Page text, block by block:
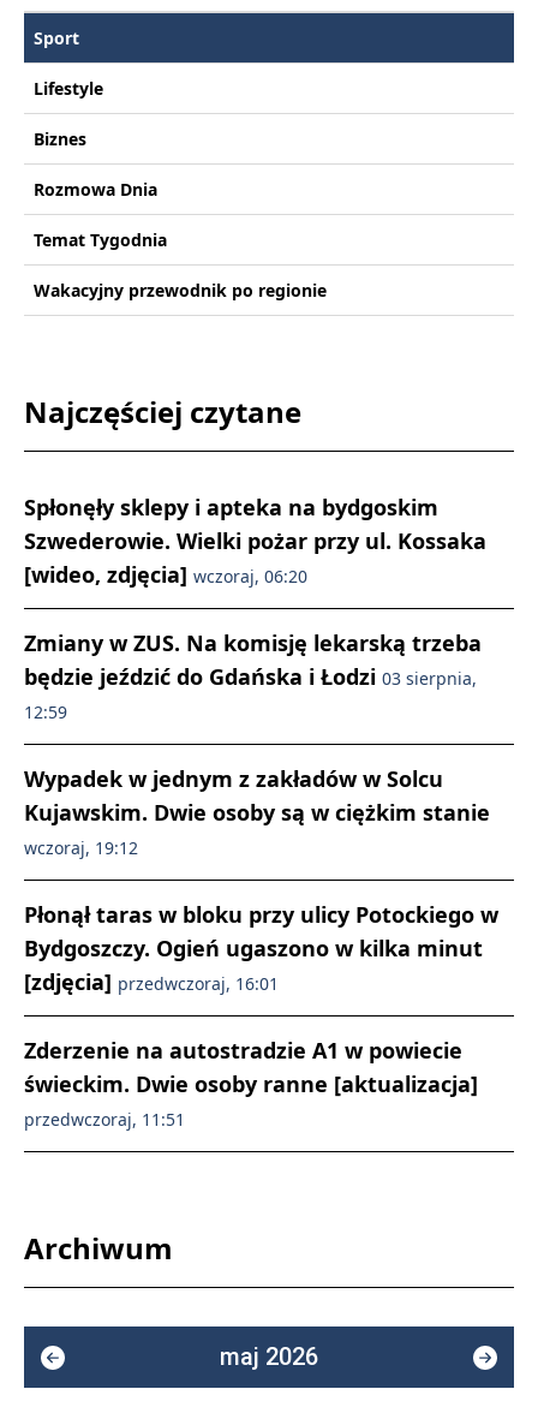
Sport
Lifestyle
Biznes
Rozmowa Dnia
Temat Tygodnia
Wakacyjny przewodnik po regionie
Najczęściej czytane
Spłonęły sklepy i apteka na bydgoskim
Szwederowie. Wielki pożar przy ul. Kossaka
[wideo, zdjęcia] wczoraj, 06:20
Zmiany w ZUS. Na komisję lekarską trzeba
będzie jeździć do Gdańska i Łodzi 03 sierpnia,
12:59
Wypadek w jednym z zakładów w Solcu
Kujawskim. Dwie osoby są w ciężkim stanie
wczoraj, 19:12
Płonął taras w bloku przy ulicy Potockiego w
Bydgoszczy. Ogień ugaszono w kilka minut
[zdjęcia] przedwczoraj, 16:01
Zderzenie na autostradzie A1 w powiecie
świeckim. Dwie osoby ranne [aktualizacja]
przedwczoraj, 11:51
Archiwum
maj 2026